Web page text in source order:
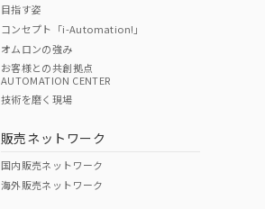
O
目指す姿
コンセプト「i-Automation!」
オムロンの強み
お客様との共創拠点
AUTOMATION CENTER
技術を磨く現場
販売ネットワーク
国内販売ネットワーク
海外販売ネットワーク